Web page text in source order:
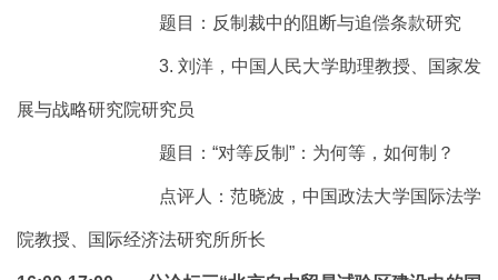
题目：反制裁中的阻断与追偿条款研究
3. 刘洋，中国人民大学助理教授、国家发
展与战略研究院研究员
题目：“对等反制”：为何等，如何制？
点评人：范晓波，中国政法大学国际法学
院教授、国际经济法研究所所长